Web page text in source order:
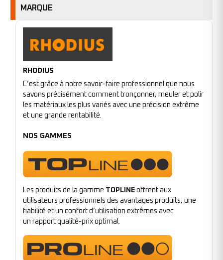
MARQUE
RHODIUS
C’est grâce à notre savoir-faire professionnel que nous
savons précisément comment tronçonner, meuler et polir
les matériaux les plus variés avec une précision extrême
et une grande rentabilité.
NOS GAMMES
Les produits de la gamme TOPLINE offrent aux
utilisateurs professionnels des avantages produits, une
fiabilité et un confort d’utilisation extrêmes avec
un rapport qualité-prix optimal.